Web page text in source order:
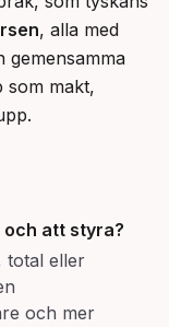
, alla med
gemensamma
som makt,
och att styra?
total eller
och mer